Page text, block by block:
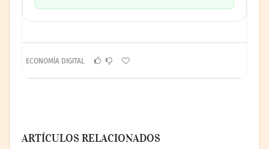
ECONOMÍA DIGITAL
ARTÍCULOS RELACIONADOS